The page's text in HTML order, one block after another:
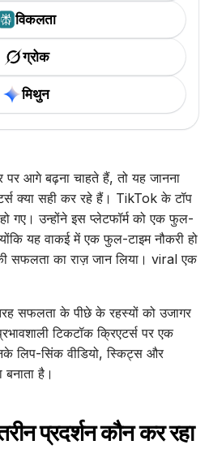
विकलता
ग्रोक
मिथुन
आगे बढ़ना चाहते हैं, तो यह जानना
क्या सही कर रहे हैं। TikTok के टॉप
हो गए। उन्होंने इस प्लेटफॉर्म को एक फुल-
यह वाकई में एक फुल-टाइम नौकरी हो
सफलता का राज़ जान लिया। viral एक
तरह सफलता के पीछे के रहस्यों को उजागर
टिकटॉक क्रिएटर्स पर एक
लिप-सिंक वीडियो, स्किट्स और
बनाता है।
प्रदर्शन कौन कर रहा